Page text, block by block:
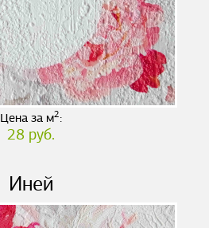
Цена за м2:
28 руб.
Иней